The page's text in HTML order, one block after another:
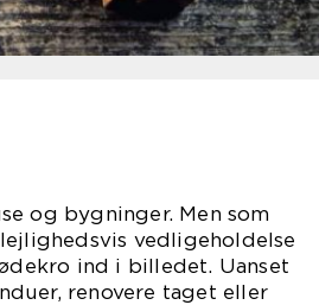
og bygninger. Men som
vedligeholdelse
ind i billedet. Uanset
renovere taget eller